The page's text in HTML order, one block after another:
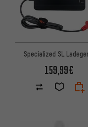
Specialized SL
159,99€